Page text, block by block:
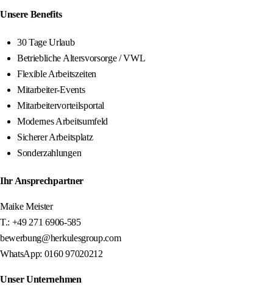
Unsere Benefits
30 Tage Urlaub
Betriebliche Altersvorsorge / VWL
Flexible Arbeitszeiten
Mitarbeiter-Events
Mitarbeitervorteilsportal
Modernes Arbeitsumfeld
Sicherer Arbeitsplatz
Sonderzahlungen
Ihr Ansprechpartner
Maike Meister
T.: +49 271 6906-585
bewerbung@herkulesgroup.com
WhatsApp: 0160 97020212
Unser Unternehmen